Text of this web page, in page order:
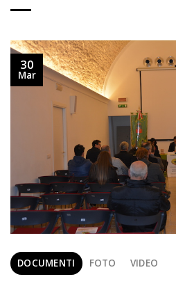
30
Mar
DOCUMENTI FOTO VIDEO